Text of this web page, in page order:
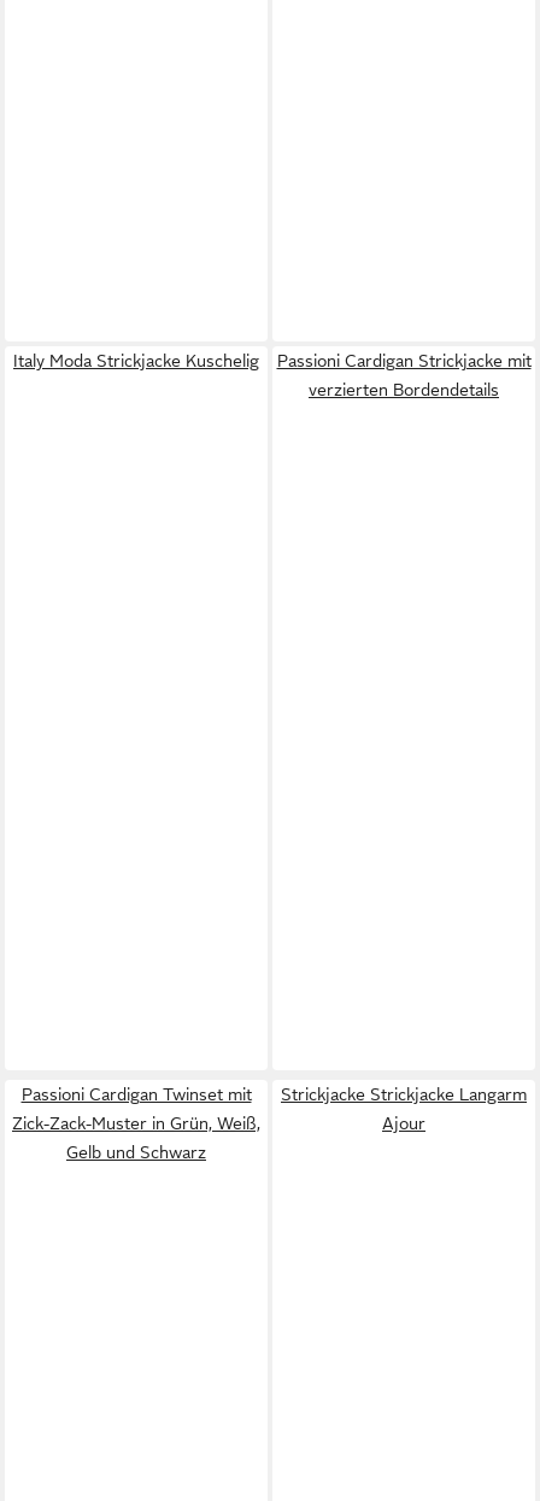
Italy Moda Strickjacke Kuschelig
Passioni Cardigan Strickjacke mit
verzierten Bordendetails
Passioni Cardigan Twinset mit
Zick-Zack-Muster in Grün, Weiß,
Gelb und Schwarz
Strickjacke Strickjacke Langarm
Ajour